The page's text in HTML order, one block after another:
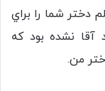
دختر شما را براي
آقا نشده بود كه
من.